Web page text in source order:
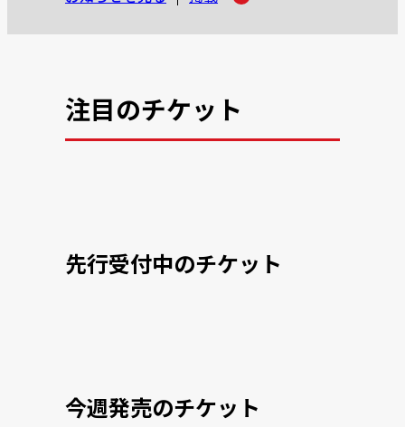
注目のチケット
先行受付中のチケット
今週発売のチケット